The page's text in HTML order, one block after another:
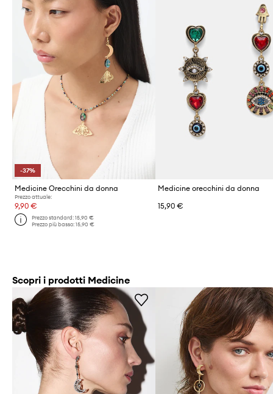
-37%
Medicine Orecchini da donna
Prezzo attuale:
9,90 €
Prezzo standard:15,90 €
Prezzo più basso:15,90 €
Medicine orecchini da donna
15,90 €
Scopri i prodotti Medicine